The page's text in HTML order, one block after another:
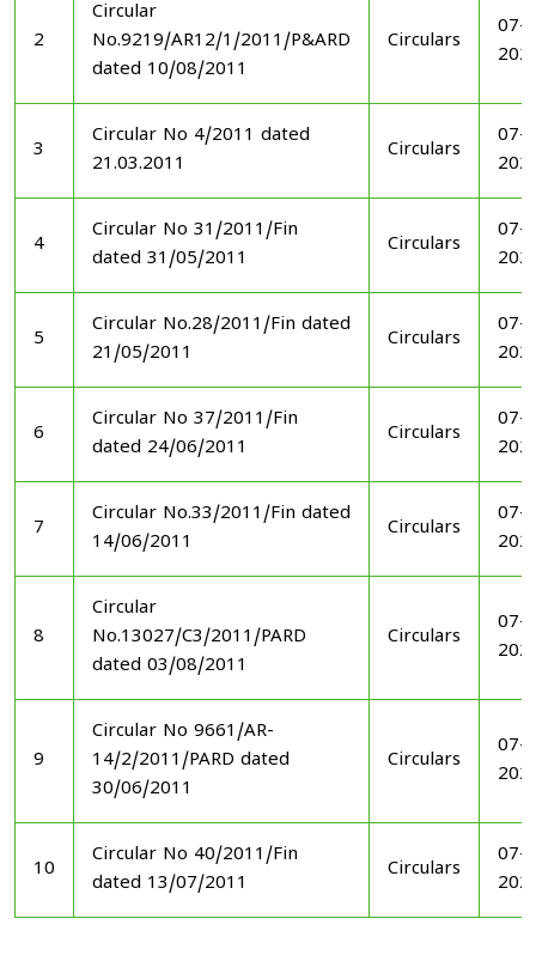
2
Circular
No.9219/AR12/1/2011/P&ARD
dated 10/08/2011
Circulars
07-
3
Circular No 4/2011 dated
21.03.2011
Circulars
07-
4
Circular No 31/2011/Fin
dated 31/05/2011
Circulars
07-
5
Circular No.28/2011/Fin dated
21/05/2011
Circulars
07-
6
Circular No 37/2011/Fin
dated 24/06/2011
Circulars
07-
7
Circular No.33/2011/Fin dated
14/06/2011
Circulars
07-
8
Circular
No.13027/C3/2011/PARD
dated 03/08/2011
Circulars
07-
9
Circular No 9661/AR-
14/2/2011/PARD dated
30/06/2011
Circulars
07-
10
Circular No 40/2011/Fin
dated 13/07/2011
Circulars
07-